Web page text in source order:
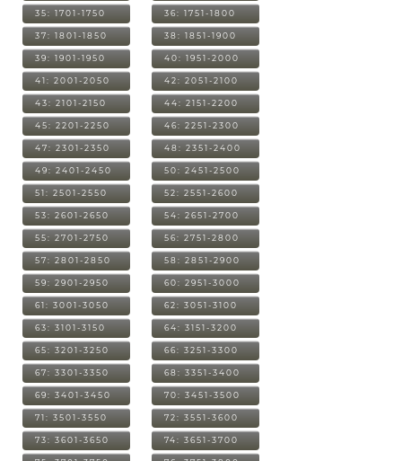
35: 1701-1750 36: 1751-1800
37: 1801-1850 38: 1851-1900
39: 1901-1950 40: 1951-2000
41: 2001-2050 42: 2051-2100
43: 2101-2150 44: 2151-2200
45: 2201-2250 46: 2251-2300
47: 2301-2350 48: 2351-2400
49: 2401-2450 50: 2451-2500
51: 2501-2550 52: 2551-2600
53: 2601-2650 54: 2651-2700
55: 2701-2750 56: 2751-2800
57: 2801-2850 58: 2851-2900
59: 2901-2950 60: 2951-3000
61: 3001-3050 62: 3051-3100
63: 3101-3150 64: 3151-3200
65: 3201-3250 66: 3251-3300
67: 3301-3350 68: 3351-3400
69: 3401-3450 70: 3451-3500
71: 3501-3550 72: 3551-3600
73: 3601-3650 74: 3651-3700